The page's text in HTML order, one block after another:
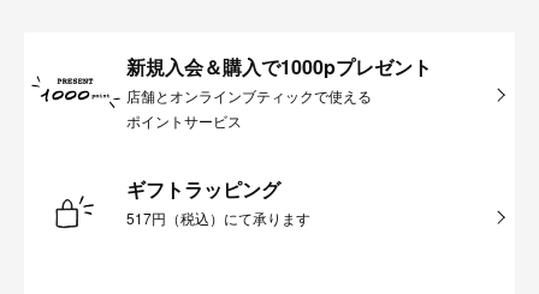
新規入会＆購入で1000pプレゼント
店舗とオンラインブティックで使える
ポイントサービス
ギフトラッピング
517円（税込）にて承ります